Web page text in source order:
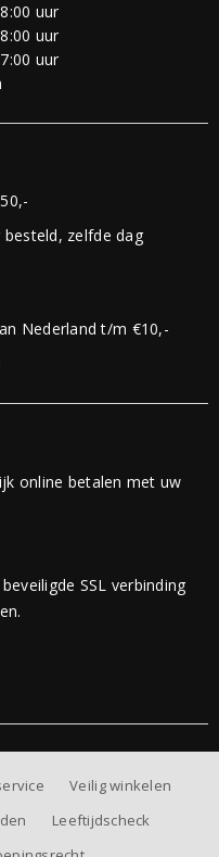
uur
uur
uur
zelfde dag
Nederland t/m €10,-
online betalen met uw
SSL verbinding
Veilig winkelen
Leeftijdscheck